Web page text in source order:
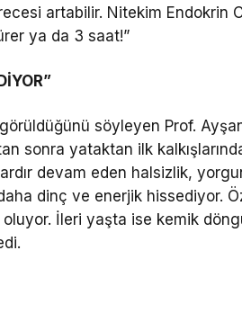
artabilir. Nitekim Endokrin
ya da 3 saat!”
söyleyen Prof.
sonra yataktan ilk
devam eden halsizlik,
dinç ve enerjik hissediyor.
İleri yaşta ise kemik